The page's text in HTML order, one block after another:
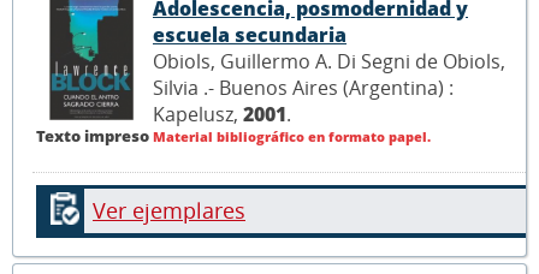
Texto impreso
Adolescencia, posmodernidad y
escuela secundaria
Obiols, Guillermo A. Di Segni de Obiols,
Silvia .- Buenos Aires (Argentina) :
Kapelusz, 2001.
Material bibliográfico en formato papel.
Ver ejemplares